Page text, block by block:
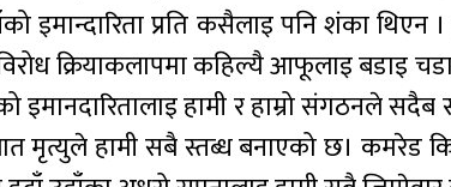
इमान्दारिता प्रति कसैलाइ पनि शंका
क्रियाकलापमा कहिल्यै आफूलाइ बडाइ
इमानदारितालाइ हामी र हाम्रो संगठनले
मृत्युले हामी सबै स्तब्ध बनाएको छ। कमरेड